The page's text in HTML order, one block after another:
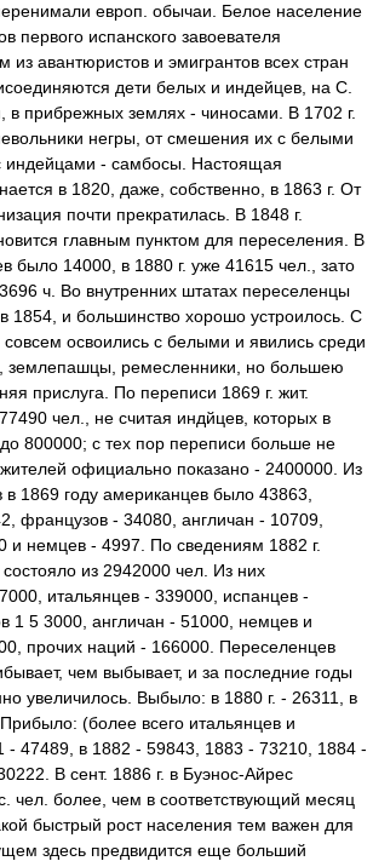
европ. обычаи. Белое население
первого испанского завоевателя
из авантюристов и эмигрантов всех стран
дети белых и индейцев, на С.
, в прибрежных землях - чиносами.
В 1702 г.
негры, от смешения их с белыми
индейцами - самбосы. Настоящая
в 1820, даже, собственно, в 1863 г. От
почти прекратилась. В 1848 г.
главным пунктом для переселения. В
было 14000, в 1880 г. уже 41615 чел., зато
ч. Во внутренних штатах переселенцы
1854, и большинство хорошо устроилось. С
совсем освоились с белыми и явились среди
землепашцы, ремесленники, но большею
прислуга. По переписи 1869 г. жит.
чел., не считая индйцев, которых в
800000; с тех пор переписи больше не
официально показано - 2400000. Из
1869 году американцев было 43863,
французов - 34080, англичан - 10709,
и немцев - 4997. По сведениям 1882 г.
из 2942000 чел. Из них
итальянцев - 339000, испанцев -
1 5 3000, англичан - 51000, немцев и
прочих наций - 166000. Переселенцев
чем выбывает, и за последние годы
увеличилось. Выбыло: в 1880 г. - 26311, в
(более всего итальянцев и
- 47489, в 1882 - 59843, 1883 - 73210, 1884 -
В сент. 1886 г. в Буэнос-Айрес
чел. более, чем в соответствующий месяц
быстрый рост населения тем важен для
здесь предвидится еще больший